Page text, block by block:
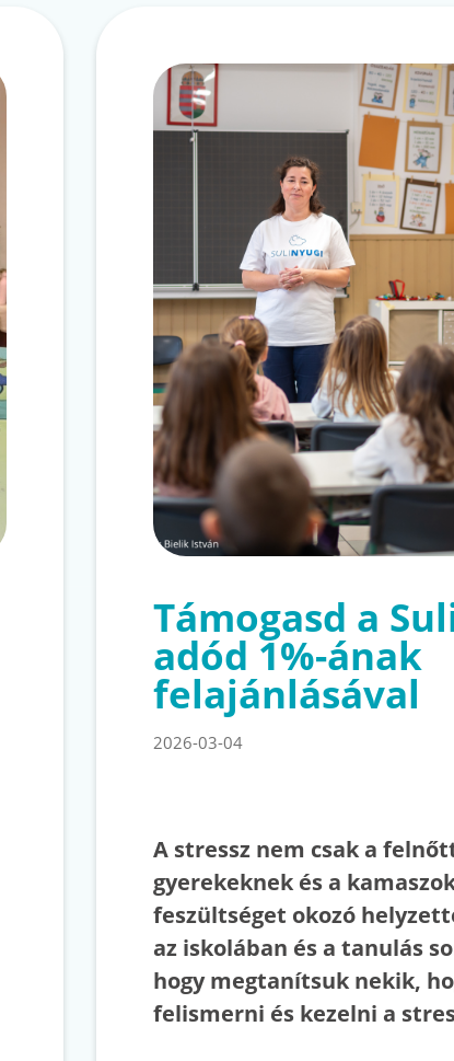
Támogasd a
adód 1%-ának
felajánlásával
2026-03-04
A stressz nem csak a
gyerekeknek és a
feszültséget okozó
az iskolában és a tanulás
hogy megtanítsuk nekik,
felismerni és kezelni a